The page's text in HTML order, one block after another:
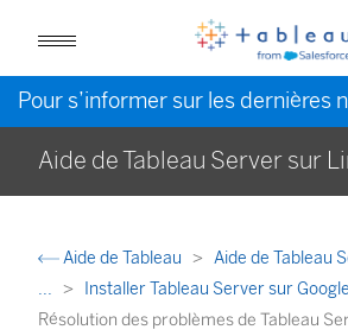
Aide de Tableau Server sur
Aide de Tableau
Aide de Tableau
...
Installer Tableau Server sur
Résolution des problèmes de Tableau